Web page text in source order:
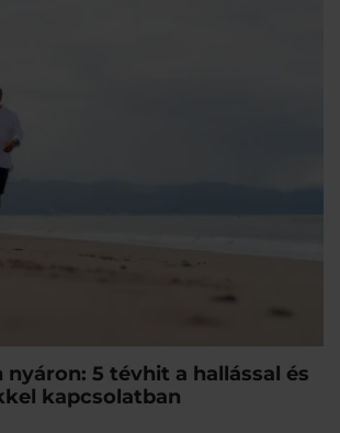
5 tévhit a hallással és
kapcsolatban